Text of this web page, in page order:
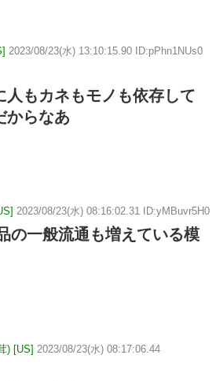
2023/08/23(水) 13:10:15.90 ID:pPhn1NUs0
人もカネもモノも依存して
からなあ
2023/08/23(水) 08:16:02.31 ID:yMBuvr5H0
の一般流通も増えている模
) [US] 2023/08/23(水) 08:17:06.44